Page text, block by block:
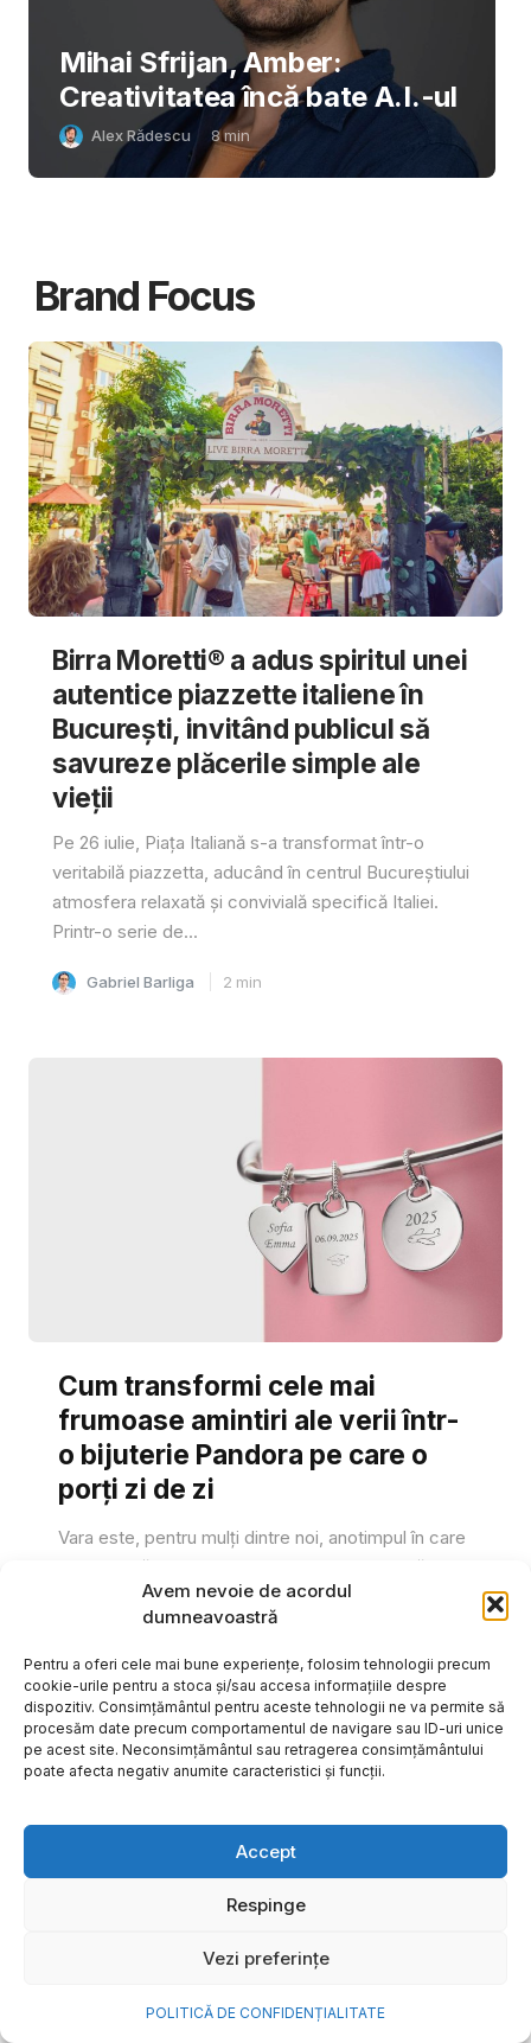
Avem nevoie de acordul
dumneavoastră
Pentru a oferi cele mai bune experiențe, folosim tehnologii precum
cookie-urile pentru a stoca și/sau accesa informațiile despre
dispozitiv. Consimțământul pentru aceste tehnologii ne va permite să
procesăm date precum comportamentul de navigare sau ID-uri unice
pe acest site. Neconsimțământul sau retragerea consimțământului
poate afecta negativ anumite caracteristici și funcții.
Accept
Respinge
Vezi preferințe
POLITICĂ DE CONFIDENȚIALITATE
Mihai Sfrijan, Amber:
Creativitatea încă bate A.I.-ul
Alex Rădescu 8min
Brand Focus
Birra Moretti® a adus spiritul unei
autentice piazzette italiene în
București, invitând publicul să
savureze plăcerile simple ale
vieții
Pe 26 iulie, Piața Italiană s-a transformat într-o
veritabilă piazzetta, aducând în centrul Bucureștiului
atmosfera relaxată și convivială specifică Italiei.
Printr-o serie de...
Gabriel Barliga 2 min
Cum transformi cele mai
frumoase amintiri ale verii într-
o bijuterie Pandora pe care o
porți zi de zi
Vara este, pentru mulți dintre noi, anotimpul în care
se întâmplă cele mai importante lucruri. Plecăm în
vacanțe pe care le planificăm luni...
Cristiana Todiresei
NOVA Power & Gas: un program